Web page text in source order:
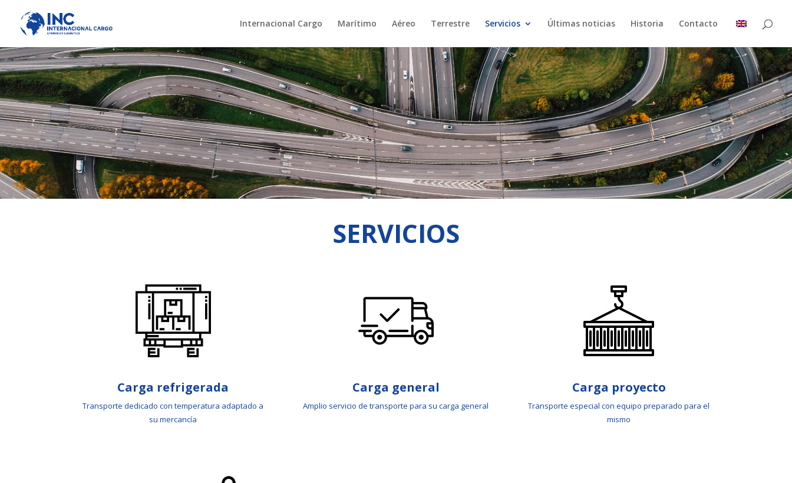
Internacional Cargo Marítimo Aéreo Terrestre Servicios Últimas noticias Historia Contacto
SERVICIOS
Carga refrigerada
Transporte dedicado con temperatura adaptado a
su mercancía
Carga general
Amplio servicio de transporte para su carga general
Carga proyecto
Transporte especial con equipo preparado para el
mismo